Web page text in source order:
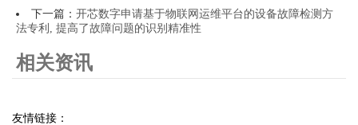
下一篇： 开芯数字申请基于物联网运维平台的设备故障检测方
法专利, 提高了故障问题的识别精准性
相关资讯
友情链接：